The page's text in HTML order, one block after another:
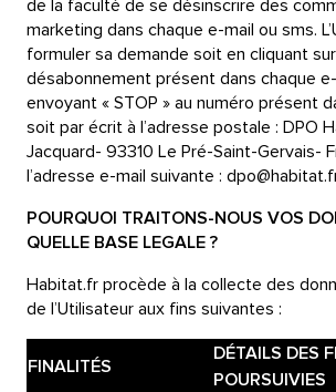
de la faculté de se désinscrire des
marketing dans chaque e-mail ou sms.
formuler sa demande soit en cliquant
désabonnement présent dans chaque
envoyant « STOP » au numéro présent
soit par écrit à l’adresse postale : DPO
Jacquard- 93310 Le Pré-Saint-Gervais-
l’adresse e-mail suivante :
POURQUOI TRAITONS-NOUS VOS
QUELLE BASE LEGALE ?
Habitat.fr procède à la collecte des
de l’Utilisateur aux fins suivantes :
FINALITÉS
DÉTAILS DES
POURSUIVIES